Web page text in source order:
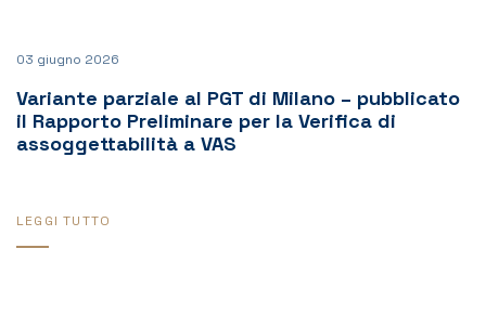
03 giugno 2026
Variante parziale al PGT di Milano – pubblicato
il Rapporto Preliminare per la Verifica di
assoggettabilità a VAS
LEGGI TUTTO